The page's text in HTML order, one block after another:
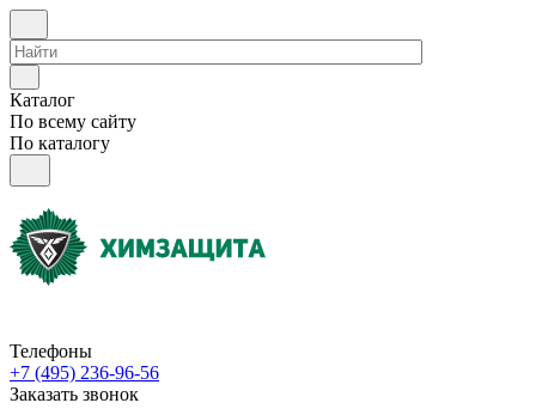
Каталог
По всему сайту
По каталогу
Телефоны
+7 (495) 236-96-56
Заказать звонок